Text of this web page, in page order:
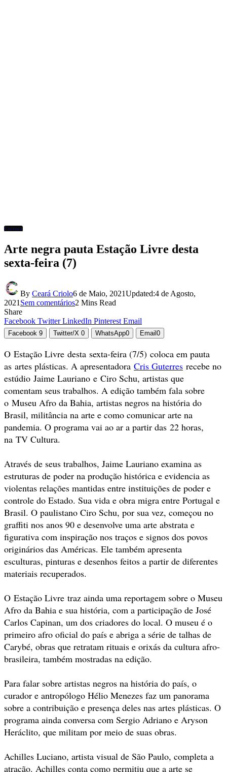
Cultura
Arte negra pauta Estação Livre desta
sexta-feira (7)
By Ceará Criolo6 de Maio, 2021Updated:4 de Agosto,
2021 Sem comentários2 Mins Read
Share
Facebook Twitter LinkedIn Pinterest Email
Facebook 9 Twitter/X 0 WhatsApp0 Email 0
O Estação Livre desta sexta-feira (7/5) coloca em pauta
as artes plásticas. A apresentadora Cris Guterres recebe no
estúdio Jaime Lauriano e Ciro Schu, artistas que
comentam seus trabalhos. A edição também fala sobre
o Museu Afro da Bahia, artistas negros na história do
Brasil, militância na arte e como comunicar arte na
pandemia. O programa vai ao ar a partir das 22 horas,
na TV Cultura.
Através de seus trabalhos, Jaime Lauriano examina as
estruturas de poder na produção histórica e evidencia as
violentas relações mantidas entre instituições de poder e
controle do Estado. Sua vida e obra migra entre Portugal e
Brasil. O paulistano Ciro Schu, por sua vez, começou no
graffiti nos anos 90 e desenvolve uma arte abstrata e
figurativa com inspiração nos traços e signos dos povos
originários das Américas. Ele também apresenta
esculturas, pinturas e desenhos feitos a partir de diferentes
materiais recuperados.
O Estação Livre traz ainda uma reportagem sobre o Museu
Afro da Bahia e sua história, com a participação de José
Carlos Capinan, um dos criadores do local. O museu é o
primeiro afro oficial do país e abriga a série de talhas de
Carybé, obras que retratam rituais e orixás da cultura afro-
brasileira, também mostradas na edição.
Para falar sobre artistas negros na história do país, o
curador e antropólogo Hélio Menezes faz um panorama
sobre a contribuição e presença deles nas artes plásticas. O
programa ainda conversa com Sergio Adriano e Aryson
Heráclito, que militam por meio de suas obras.
Achilles Luciano, artista visual de São Paulo, completa a
atração. Achilles conta como permitiu que a arte se